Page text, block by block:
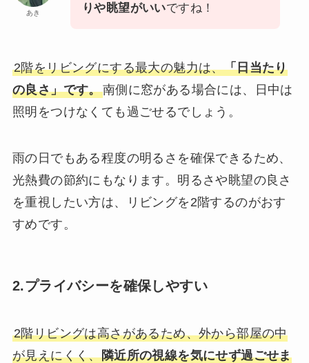
あき
りや眺望がいいですね！
2階をリビングにする最大の魅力は、「日当たり
の良さ」です。南側に窓がある場合には、日中は
照明をつけなくても過ごせるでしょう。
雨の日でもある程度の明るさを確保できるため、
光熱費の節約にもなります。明るさや眺望の良さ
を重視したい方は、リビングを2階するのがおす
すめです。
2.プライバシーを確保しやすい
2階リビングは高さがあるため、外から部屋の中
が見えにくく、隣近所の視線を気にせず過ごせま